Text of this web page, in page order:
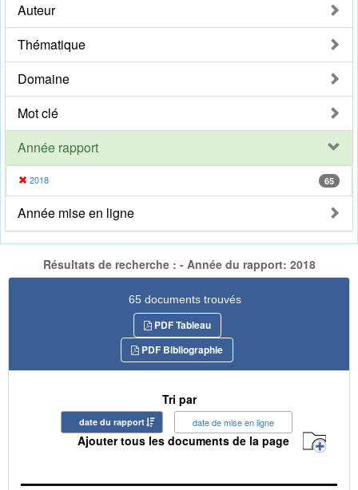
Auteur
Thématique
Domaine
Mot clé
Année rapport
2018 65
Année mise en ligne
Résultats de recherche : - Année du rapport: 2018
65 documents trouvés
PDF Tableau
PDF Bibliographie
Tri par
date du rapport date de mise en ligne
Ajouter tous les documents de la page